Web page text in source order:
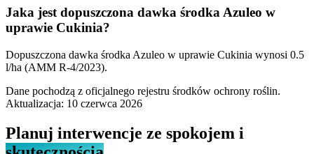
Jaka jest dopuszczona dawka środka Azuleo w
uprawie Cukinia?
Dopuszczona dawka środka Azuleo w uprawie Cukinia wynosi 0.5
l/ha (AMM R-4/2023).
Dane pochodzą z oficjalnego rejestru środków ochrony roślin.
Aktualizacja: 10 czerwca 2026
Planuj interwencje ze spokojem i